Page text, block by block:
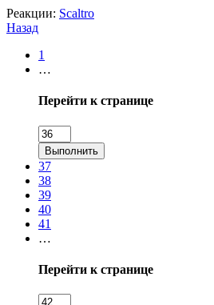
Реакции: Scaltro
Назад
1
…
Перейти к странице
Выполнить
37
38
39
40
41
…
Перейти к странице